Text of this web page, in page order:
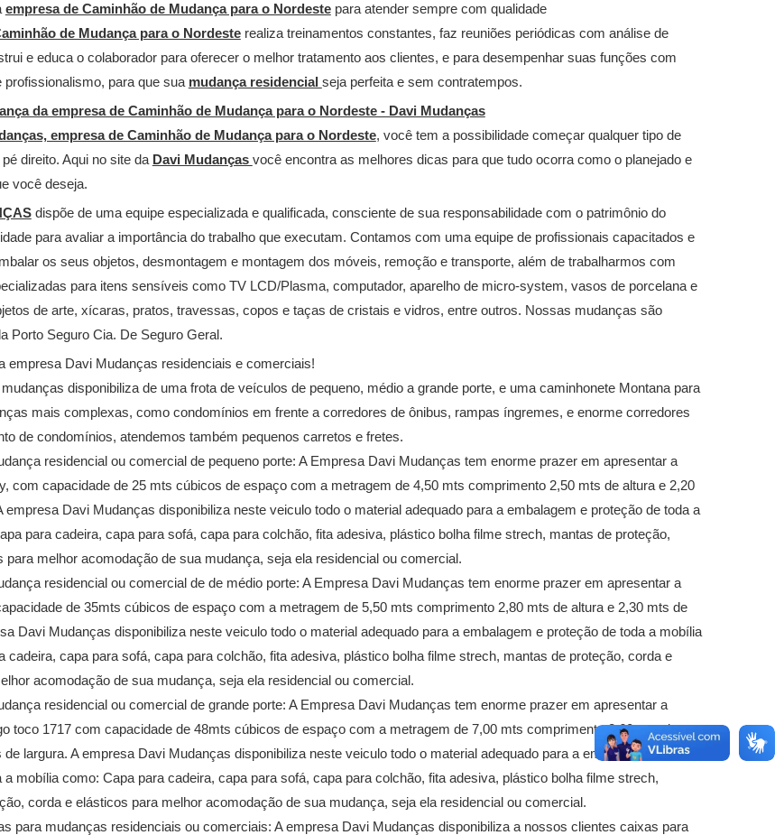
empresa de Caminhão de Mudança para o Nordestepara atender sempre com qualidade
de Mudança para o Nordesterealiza treinamentos constantes, faz reuniões periódicas com análise de
e educa o colaborador para oferecer o melhor tratamento aos clientes, e para desempenhar suas funções com
profissionalismo, para que sua mudança residencial seja perfeita e sem contratempos.
da empresa de Caminhão de Mudança para o Nordeste - Davi Mudanças
empresa de Caminhão de Mudança para o Nordeste, você tem a possibilidade começar qualquer tipo de
direito. Aqui no site da Davi Mudanças você encontra as melhores dicas para que tudo ocorra como o planejado e
você deseja.
dispõe de uma equipe especializada e qualificada, consciente de sua responsabilidade com o patrimônio do
para avaliar a importância do trabalho que executam. Contamos com uma equipe de profissionais capacitados e
os seus objetos, desmontagem e montagem dos móveis, remoção e transporte, além de trabalharmos com
para itens sensíveis como TV LCD/Plasma, computador, aparelho de micro-system, vasos de porcelana e
de arte, xícaras, pratos, travessas, copos e taças de cristais e vidros, entre outros. Nossas mudanças são
Porto Seguro Cia. De Seguro Geral.
empresa Davi Mudanças residenciais e comerciais!
disponibiliza de uma frota de veículos de pequeno, médio a grande porte, e uma caminhonete Montana para
mais complexas, como condomínios em frente a corredores de ônibus, rampas íngremes, e enorme corredores
de condomínios, atendemos também pequenos carretos e fretes.
residencial ou comercial de pequeno porte: A Empresa Davi Mudanças tem enorme prazer em apresentar a
com capacidade de 25 mts cúbicos de espaço com a metragem de 4,50 mts comprimento 2,50 mts de altura e 2,20
empresa Davi Mudanças disponibiliza neste veiculo todo o material adequado para a embalagem e proteção de toda a
para cadeira, capa para sofá, capa para colchão, fita adesiva, plástico bolha filme strech, mantas de proteção,
para melhor acomodação de sua mudança, seja ela residencial ou comercial.
residencial ou comercial de de médio porte: A Empresa Davi Mudanças tem enorme prazer em apresentar a
de 35mts cúbicos de espaço com a metragem de 5,50 mts comprimento 2,80 mts de altura e 2,30 mts de
Davi Mudanças disponibiliza neste veiculo todo o material adequado para a embalagem e proteção de toda a mobília
cadeira, capa para sofá, capa para colchão, fita adesiva, plástico bolha filme strech, mantas de proteção, corda e
acomodação de sua mudança, seja ela residencial ou comercial.
residencial ou comercial de grande porte: A Empresa Davi Mudanças tem enorme prazer em apresentar a
toco 1717 com capacidade de 48mts cúbicos de espaço com a metragem de 7,00 mts comprimento 2,60 mts de
de largura. A empresa Davi Mudanças disponibiliza neste veiculo todo o material adequado para a embalagem e
a mobília como: Capa para cadeira, capa para sofá, capa para colchão, fita adesiva, plástico bolha filme strech,
corda e elásticos para melhor acomodação de sua mudança, seja ela residencial ou comercial.
para mudanças residenciais ou comerciais: A empresa Davi Mudanças disponibiliza a nossos clientes caixas para